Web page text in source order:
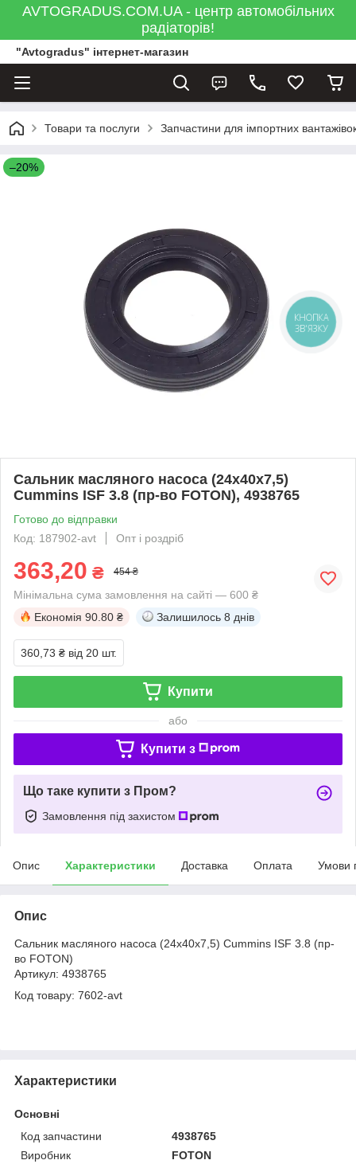
AVTOGRADUS.COM.UA - центр автомобільних
радіаторів!
"Avtogradus" інтернет-магазин
Товари та послуги Запчастини для імпортних
–20%
Сальник масляного насоса (24x40x7,5)
Cummins ISF 3.8 (пр-во FOTON), 4938765
Готово до відправки
Код: 187902-avt
Опт і роздріб
363,20 ₴ 454 ₴
Мінімальна сума замовлення на сайті — 600 ₴
Економія 90.80 ₴ Залишилось 8 днів
360,73 ₴ від 20 шт.
Купити
або
Купити з
Що таке купити з Пром?
Замовлення під захистом
Опис Характеристики Доставка Оплата Умови
Опис
Сальник масляного насоса (24x40x7,5) Cummins ISF 3.8 (пр-
во FOTON)
Артикул: 4938765
Код товару: 7602-avt
Характеристики
Основні
Код запчастини
4938765
Виробник
FOTON
КНОПКА
ЗВ'ЯЗКУ